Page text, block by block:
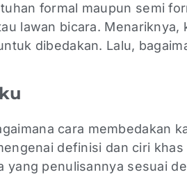
formal maupun semi
lawan bicara. Menariknya,
dibedakan. Lalu,
cara membedakan
definisi dan ciri
yang penulisannya sesuai